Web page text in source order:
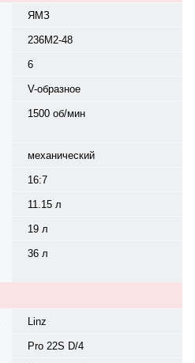
ЯМЗ
236М2-48
6
V-образное
1500 об/мин
механический
16:7
11.15 л
19 л
36 л
Linz
Pro 22S D/4